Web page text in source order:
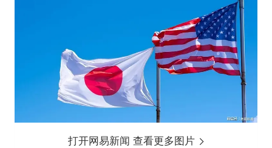
打开网易新闻 查看更多图片